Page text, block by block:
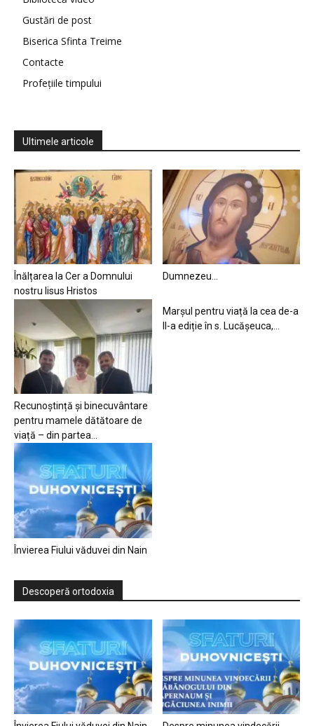
Gustări de post
Biserica Sfinta Treime
Contacte
Profețiile timpului
Ultimele articole
Înălțarea la Cer a Domnului
nostru Iisus Hristos
Dumnezeu…
Recunoștință și binecuvântare
pentru mamele dătătoare de
viață – din partea...
Marșul pentru viață la cea de-a
II-a ediție în s. Lucășeuca,...
Învierea Fiului văduvei din Nain
Descoperă ortodoxia